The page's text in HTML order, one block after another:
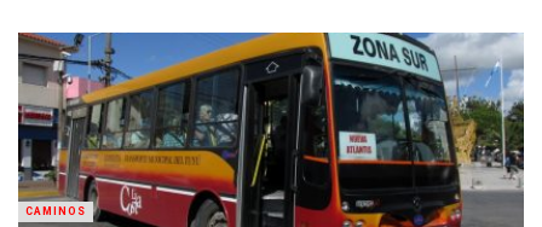
CAMINOS